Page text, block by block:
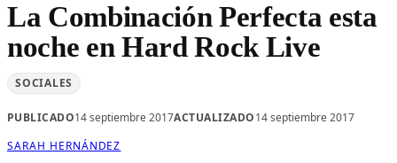
La Combinación Perfecta esta
noche en Hard Rock Live
SOCIALES
PUBLICADO14 septiembre 2017ACTUALIZADO14 septiembre 2017
SARAH HERNÁNDEZ